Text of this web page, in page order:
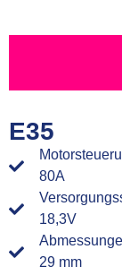
E35
80A
18,3V
29 mm